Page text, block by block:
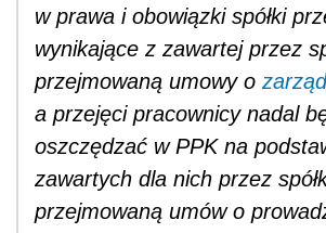
w prawa i obowiązki spółki
wynikające z zawartej przez
przejmowaną umowy o
a przejęci pracownicy nadal
oszczędzać w PPK na
zawartych dla nich przez
przejmowaną umów o